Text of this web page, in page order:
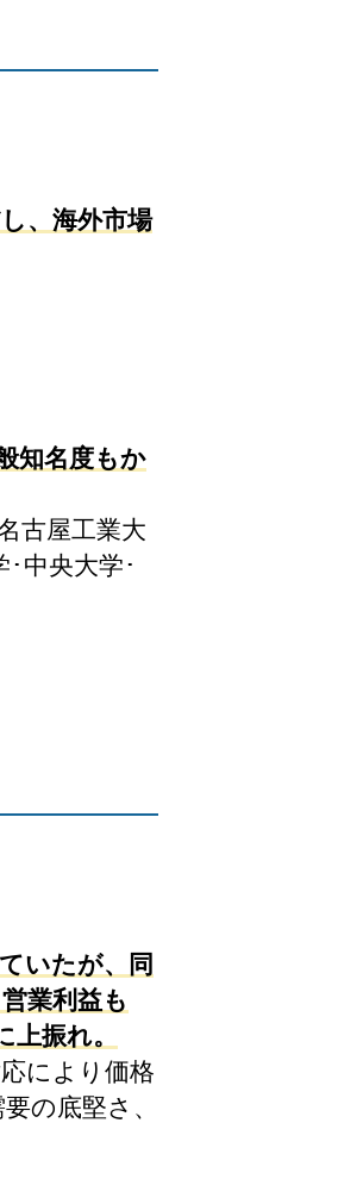
、海外市場
知名度もか
古屋工業大
中央大学･
いたが、同
業利益も
振れ。
により価格
の底堅さ、